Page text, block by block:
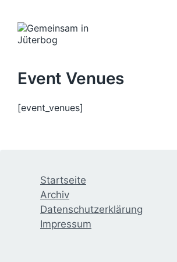
Event Venues
[event_venues]
Startseite
Archiv
Datenschutzerklärung
Impressum